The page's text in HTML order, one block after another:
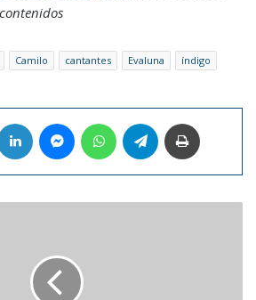
Camilo cantantes Evaluna
índigo
LinkedIn MessengerWhatsAppTelegram